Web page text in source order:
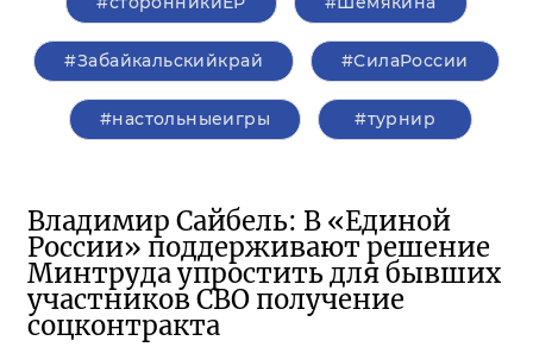
#Забайкальскийкрай #СилаРоссии
#настольныеигры #турнир
Владимир Сайбель: В «Единой
России» поддерживают решение
Минтруда упростить для бывших
участников СВО получение
соцконтракта